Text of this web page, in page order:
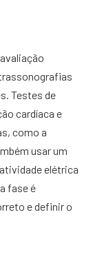
Testes de
cardíaca e
como a
usar um
elétrica
fase é
e definir o